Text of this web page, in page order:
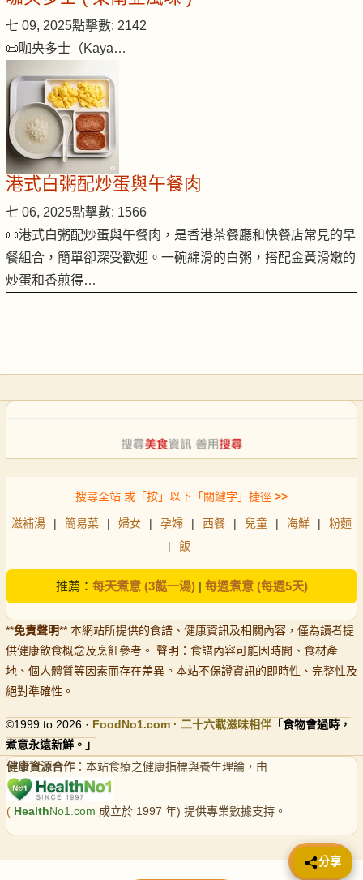
七 09, 2025點擊數: 2142
📜咖央多士（Kaya…
港式白粥配炒蛋與午餐肉
七 06, 2025點擊數: 1566
📜港式白粥配炒蛋與午餐肉，是香港茶餐廳和快餐店常見的早
餐組合，簡單卻深受歡迎。一碗綿滑的白粥，搭配金黃滑嫩的
炒蛋和香煎得…
搜尋全站 或「按」以下「關鍵字」捷徑 >>
滋補湯 | 簡易菜 | 婦女 | 孕婦 | 西餐 | 兒童 | 海鮮 |
粉麵
|
飯
推薦： 每天煮意 (3餸一湯)| 每週煮意 (每週5天)
**免責聲明** 本網站所提供的食譜、健康資訊及相關內容，僅為讀者提
供健康飲食概念及烹飪參考。 聲明：食譜內容可能因時間、食材產
地、個人體質等因素而存在差異。本站不保證資訊的即時性、完整性及
絕對準確性。
©1999 to 2026 · FoodNo1.com · 二十六載滋味相伴 「食物會過時，
煮意永遠新鮮。」
健康資源合作 ：本站食療之健康指標與養生理論，由
( HealthNo1.com 成立於 1997 年) 提供專業數據支持。
📤 分享
分享